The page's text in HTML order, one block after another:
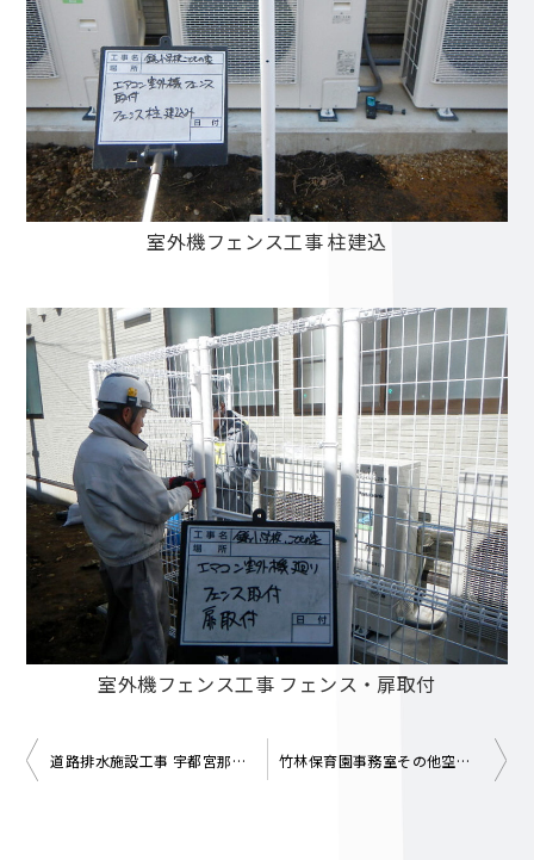
室外機フェンス工事 柱建込
室外機フェンス工事 フェンス・扉取付
投
道路排水施設工事 宇都宮那須烏山線その1(令和5年2月10日～7月27日) 竹林保育園事務室その他空調設備修繕工事(令和6年2月15日～令和6年5月30日)